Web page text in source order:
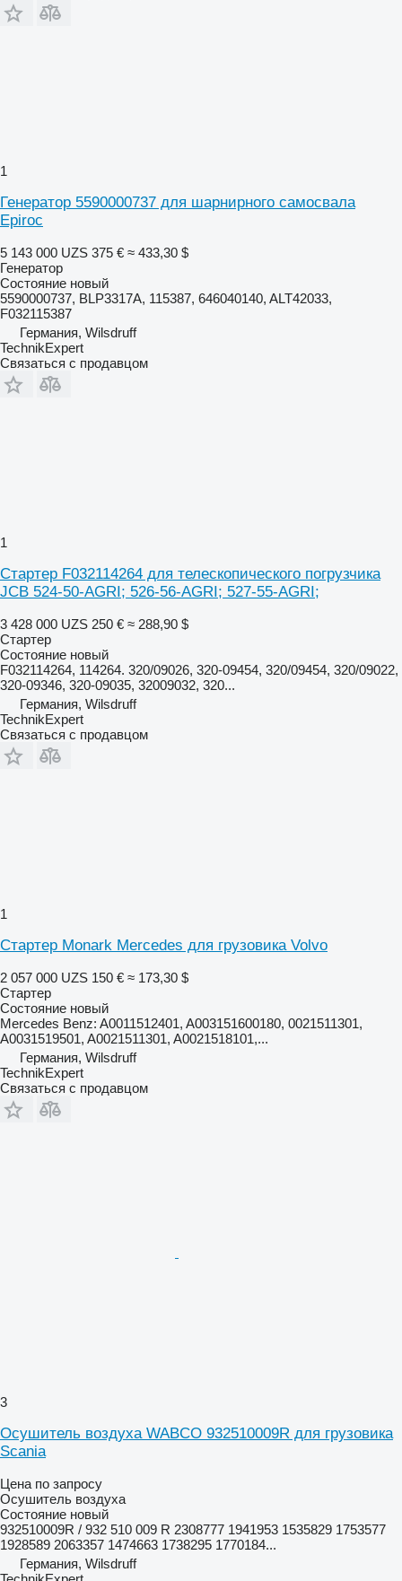
1
Генератор 5590000737 для шарнирного самосвала
Epiroc
5 143 000 UZS 375 € ≈ 433,30 $
Генератор
Состояние новый
5590000737, BLP3317A, 115387, 646040140, ALT42033,
F032115387
Германия, Wilsdruff
TechnikExpert
Связаться с продавцом
1
Стартер F032114264 для телескопического погрузчика
JCB 524-50-AGRI; 526-56-AGRI; 527-55-AGRI;
3 428 000 UZS 250 € ≈ 288,90 $
Стартер
Состояние новый
F032114264, 114264. 320/09026, 320-09454, 320/09454, 320/09022,
320-09346, 320-09035, 32009032, 320...
Германия, Wilsdruff
TechnikExpert
Связаться с продавцом
1
Стартер Monark Mercedes для грузовика Volvo
2 057 000 UZS 150 € ≈ 173,30 $
Стартер
Состояние новый
Mercedes Benz: A0011512401, A003151600180, 0021511301,
A0031519501, A0021511301, A0021518101,...
Германия, Wilsdruff
TechnikExpert
Связаться с продавцом
3
Осушитель воздуха WABCO 932510009R для грузовика
Scania
Цена по запросу
Осушитель воздуха
Состояние новый
932510009R / 932 510 009 R 2308777 1941953 1535829 1753577
1928589 2063357 1474663 1738295 1770184...
Германия, Wilsdruff